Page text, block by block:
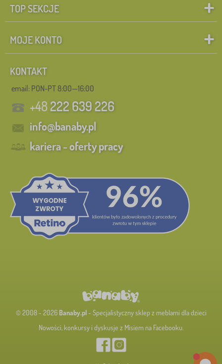
Tagi
Marki
Usuń FILTRACJA
TOP SEKCJE
MOJE KONTO
KONTAKT
email: PON-PT 8:00—16:00
+48222 639 226
info@banaby.pl
kariera - oferty pracy
© 2008 - 2026 Banaby.pl- Specjalistyczny sklep z meblami dla dzieci
Nowości, konkursy i dyskusje z Misiem na Facebooku.